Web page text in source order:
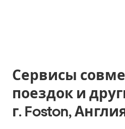
Сервисы
поездок и
г. Foston,